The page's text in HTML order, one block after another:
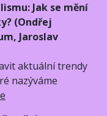
Jak se mění
(Ondřej
Jaroslav
aktuální trendy
nazýváme